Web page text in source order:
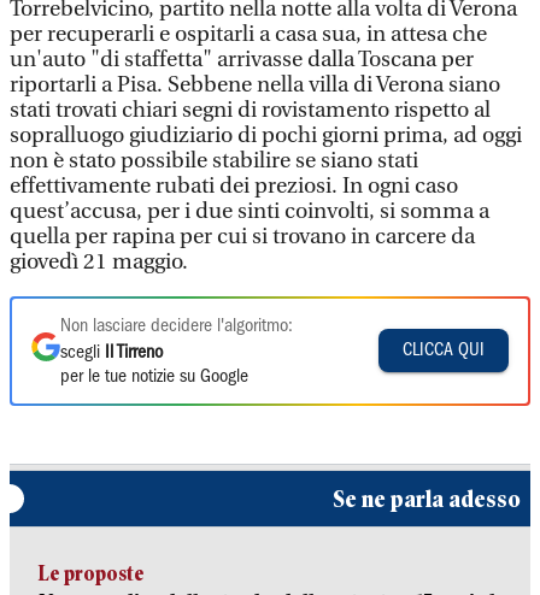
Torrebelvicino, partito nella notte alla volta di Verona
per recuperarli e ospitarli a casa sua, in attesa che
un'auto "di staffetta" arrivasse dalla Toscana per
riportarli a Pisa. Sebbene nella villa di Verona siano
stati trovati chiari segni di rovistamento rispetto al
sopralluogo giudiziario di pochi giorni prima, ad oggi
non è stato possibile stabilire se siano stati
effettivamente rubati dei preziosi. In ogni caso
quest’accusa, per i due sinti coinvolti, si somma a
quella per rapina per cui si trovano in carcere da
giovedì 21 maggio.
Non lasciare decidere l'algoritmo:
scegli
Il Tirreno
per le tue notizie su Google
CLICCA QUI
Se ne parla adesso
Le proposte